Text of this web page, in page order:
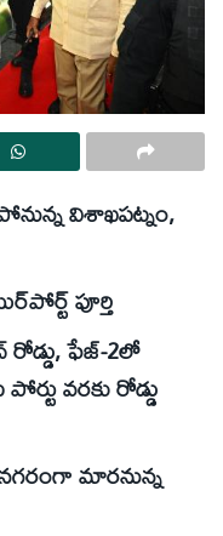
విశాఖపట్నం,
పూర్తి
ఫేజ్‌-2లో
వరకు రోడ్డు
మారనున్న